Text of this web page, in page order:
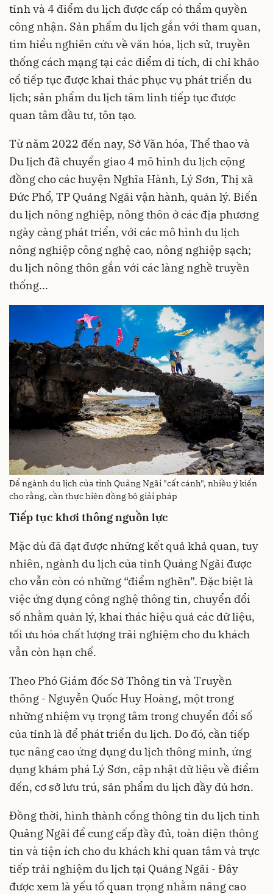
tỉnh và 4 điểm du lịch được cấp có thẩm quyền
công nhận. Sản phẩm du lịch gắn với tham quan,
tìm hiểu nghiên cứu về văn hóa, lịch sử, truyền
thống cách mạng tại các điểm di tích, di chỉ khảo
cổ tiếp tục được khai thác phục vụ phát triển du
lịch; sản phẩm du lịch tâm linh tiếp tục được
quan tâm đầu tư, tôn tạo.
Từ năm 2022 đến nay, Sở Văn hóa, Thể thao và
Du lịch đã chuyển giao 4 mô hình du lịch cộng
đồng cho các huyện Nghĩa Hành, Lý Sơn, Thị xã
Đức Phổ, TP Quảng Ngãi vận hành, quản lý. Biến
du lịch nông nghiệp, nông thôn ở các địa phương
ngày càng phát triển, với các mô hình du lịch
nông nghiệp công nghệ cao, nông nghiệp sạch;
du lịch nông thôn gắn với các làng nghề truyền
thống...
Để ngành du lịch của tỉnh Quảng Ngãi "cất cánh", nhiều ý kiến
cho rằng, cần thực hiện đồng bộ giải pháp
Tiếp tục khơi thông nguồn lực
Mặc dù đã đạt được những kết quả khả quan, tuy
nhiên, ngành du lịch của tỉnh Quảng Ngãi được
cho vẫn còn có những “điểm nghẽn”. Đặc biệt là
việc ứng dụng công nghệ thông tin, chuyển đổi
số nhằm quản lý, khai thác hiệu quả các dữ liệu,
tối ưu hóa chất lượng trải nghiệm cho du khách
vẫn còn hạn chế.
Theo Phó Giám đốc Sở Thông tin và Truyền
thông - Nguyễn Quốc Huy Hoàng, một trong
những nhiệm vụ trọng tâm trong chuyển đổi số
của tỉnh là để phát triển du lịch. Do đó, cần tiếp
tục nâng cao ứng dụng du lịch thông minh, ứng
dụng khám phá Lý Sơn, cập nhật dữ liệu về điểm
đến, cơ sở lưu trú, sản phẩm du lịch đầy đủ hơn.
Đồng thời, hình thành cổng thông tin du lịch tỉnh
Quảng Ngãi để cung cấp đầy đủ, toàn diện thông
tin và tiện ích cho du khách khi quan tâm và trực
tiếp trải nghiệm du lịch tại Quảng Ngãi - Đây
được xem là yếu tố quan trọng nhằm nâng cao